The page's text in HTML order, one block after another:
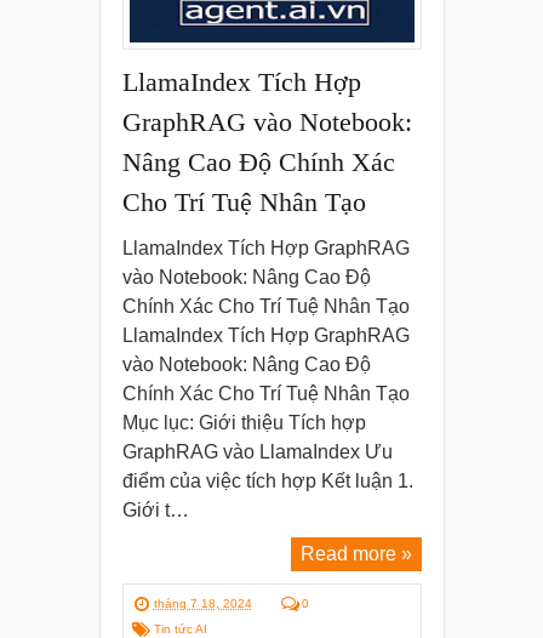
LlamaIndex Tích Hợp
GraphRAG vào Notebook:
Nâng Cao Độ Chính Xác
Cho Trí Tuệ Nhân Tạo
LlamaIndex Tích Hợp GraphRAG
vào Notebook: Nâng Cao Độ
Chính Xác Cho Trí Tuệ Nhân Tạo
LlamaIndex Tích Hợp GraphRAG
vào Notebook: Nâng Cao Độ
Chính Xác Cho Trí Tuệ Nhân Tạo
Mục lục: Giới thiệu Tích hợp
GraphRAG vào LlamaIndex Ưu
điểm của việc tích hợp Kết luận 1.
Giới t…
Read more »
tháng 7 18, 2024
0
Tin tức AI